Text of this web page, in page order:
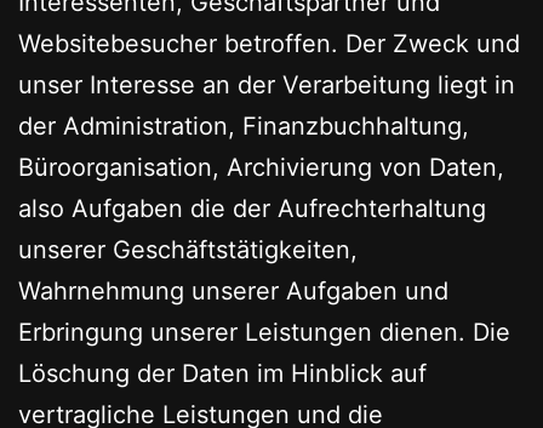
Websitebesucher betroffen. Der Zweck und
unser Interesse an der Verarbeitung liegt in
der Administration, Finanzbuchhaltung,
Büroorganisation, Archivierung von Daten,
also Aufgaben die der Aufrechterhaltung
unserer Geschäftstätigkeiten,
Wahrnehmung unserer Aufgaben und
Erbringung unserer Leistungen dienen. Die
Löschung der Daten im Hinblick auf
vertragliche Leistungen und die